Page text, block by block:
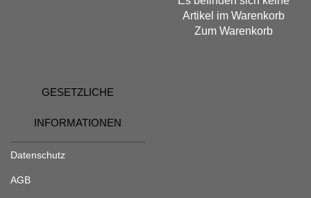
Artikel im Warenkorb
Zum Warenkorb
GESETZLICHE
INFORMATIONEN
Datenschutz
AGB